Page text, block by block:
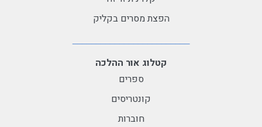
הפצת מסרים בקליק
קטלוג אור ההלכה
ספרים
קונטריסים
חוברות